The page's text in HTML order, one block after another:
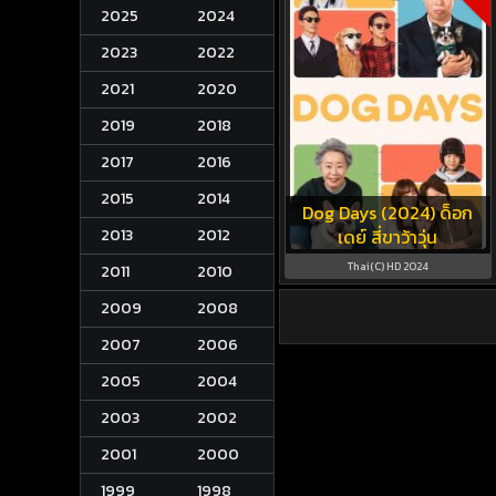
2025
2024
2023
2022
2021
2020
2019
2018
2017
2016
2015
2014
2013
2012
2011
2010
2009
2008
2007
2006
2005
2004
2003
2002
2001
2000
1999
1998
Dog Days (2024) ด็อก
เดย์ สี่ขาว้าวุ่น
Thai(C) HD 2024